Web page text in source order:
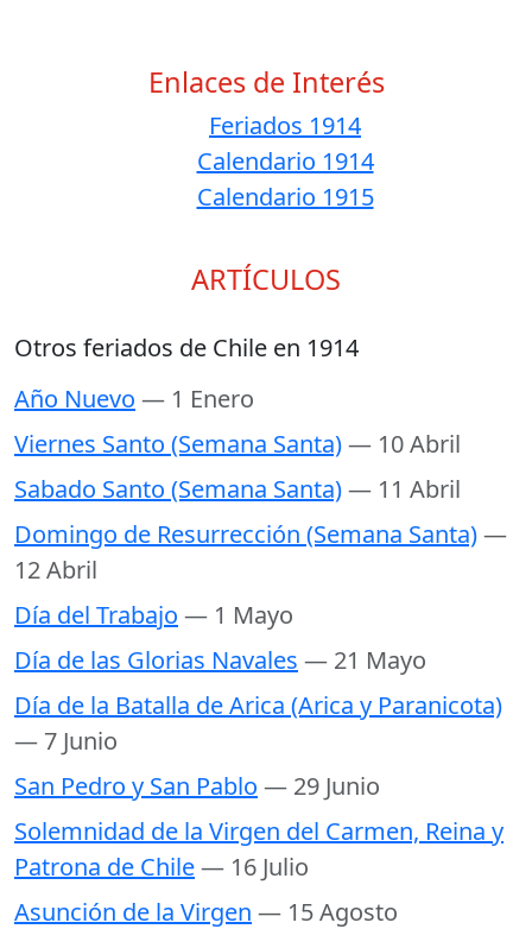
Enlaces de Interés
Feriados 1914
Calendario 1914
Calendario 1915
ARTÍCULOS
Otros feriados de Chile en 1914
Año Nuevo — 1 Enero
Viernes Santo (Semana Santa)— 10 Abril
Sabado Santo (Semana Santa)— 11 Abril
Domingo de Resurrección (Semana Santa)—
12 Abril
Día del Trabajo — 1 Mayo
Día de las Glorias Navales — 21 Mayo
Día de la Batalla de Arica (Arica y Paranicota)
— 7 Junio
San Pedro y San Pablo — 29 Junio
Solemnidad de la Virgen del Carmen, Reina y
Patrona de Chile— 16 Julio
Asunción de la Virgen — 15 Agosto